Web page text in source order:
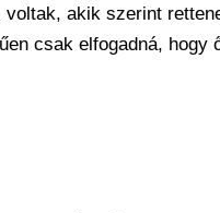
voltak, akik szerint
csak elfogadná, hogy